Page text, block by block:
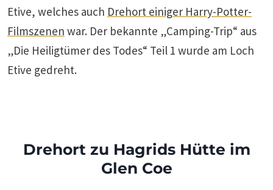
Etive, welches auch Drehort einiger Harry-Potter-
Filmszenen war. Der bekannte „Camping-Trip“ aus
„Die Heiligtümer des Todes“ Teil 1 wurde am Loch
Etive gedreht.
Drehort zu Hagrids Hütte im
Glen Coe